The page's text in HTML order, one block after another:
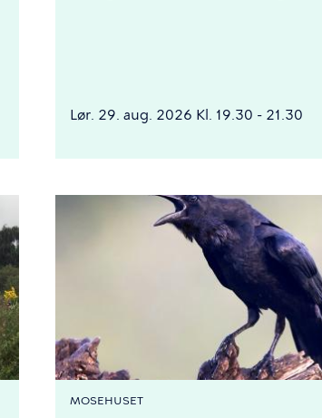
Lør. 29. aug. 2026 Kl. 19.30 - 21.30
MOSEHUSET